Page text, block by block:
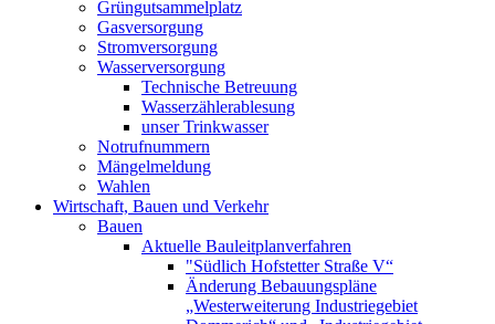
Grüngutsammelplatz
Gasversorgung
Stromversorgung
Wasserversorgung
Technische Betreuung
Wasserzählerablesung
unser Trinkwasser
Notrufnummern
Mängelmeldung
Wahlen
Wirtschaft, Bauen und Verkehr
Bauen
Aktuelle Bauleitplanverfahren
"Südlich Hofstetter Straße V“
Änderung Bebauungspläne
„Westerweiterung Industriegebiet